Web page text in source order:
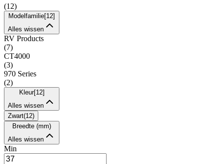
(12)
Modelfamilie[12]
Alles wissen
RV Products
(7)
CT4000
(3)
970 Series
(2)
Kleur[12]
Alles wissen
Zwart(12)
Breedte (mm)
Alles wissen
Min